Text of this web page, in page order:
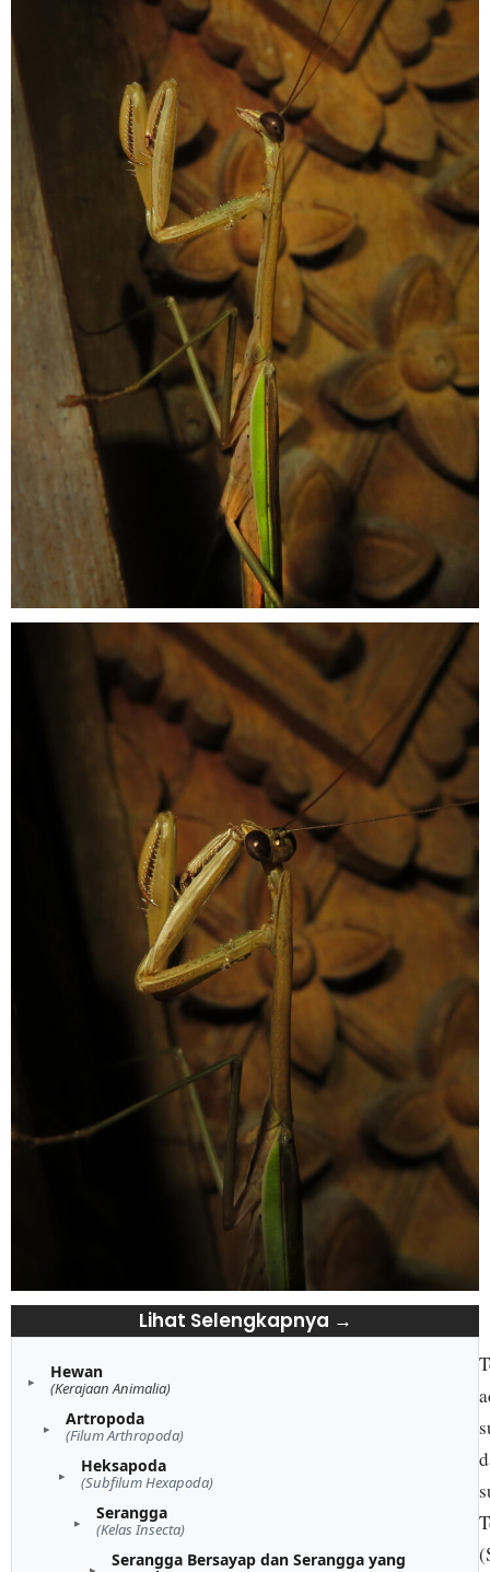
Lihat Selengkapnya →
Hewan
(Kerajaan Animalia)
Artropoda
(Filum Arthropoda)
Heksapoda
(Subfilum Hexapoda)
Serangga
(Kelas Insecta)
Serangga Bersayap dan Serangga yang